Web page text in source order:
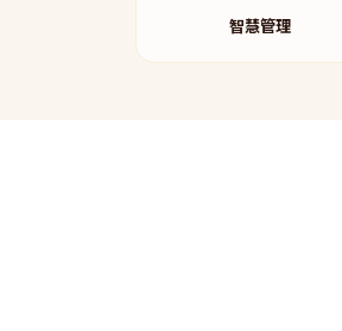
智慧管理